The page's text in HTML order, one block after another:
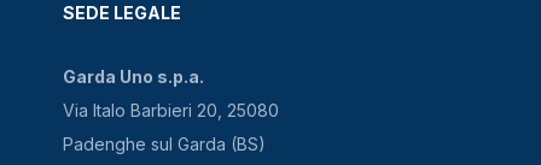
SEDE LEGALE
Garda Uno s.p.a.
Via Italo Barbieri 20, 25080
Padenghe sul Garda (BS)